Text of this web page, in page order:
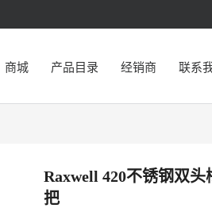
商城 产品目录 经销商 联系
Raxwell 420不锈钢双头
把